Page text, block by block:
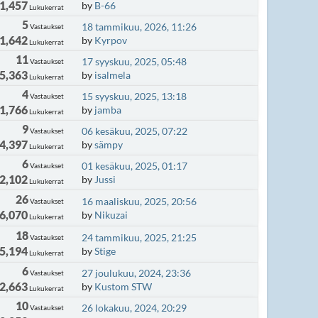
Lukukerrat by B-66
5Vastaukset
Lukukerrat
18 tammikuu, 2026, 11:26
by Kyrpov
11Vastaukset
Lukukerrat
17 syyskuu, 2025, 05:48
by isalmela
4Vastaukset
Lukukerrat
15 syyskuu, 2025, 13:18
by jamba
9Vastaukset
Lukukerrat
06 kesäkuu, 2025, 07:22
bysämpy
6Vastaukset
Lukukerrat
01 kesäkuu, 2025, 01:17
by Jussi
26Vastaukset
Lukukerrat
16 maaliskuu, 2025, 20:56
by Nikuzai
18Vastaukset
Lukukerrat
24 tammikuu, 2025, 21:25
byStige
6Vastaukset
Lukukerrat
27 joulukuu, 2024, 23:36
by Kustom STW
10Vastaukset
26 lokakuu, 2024, 20:29